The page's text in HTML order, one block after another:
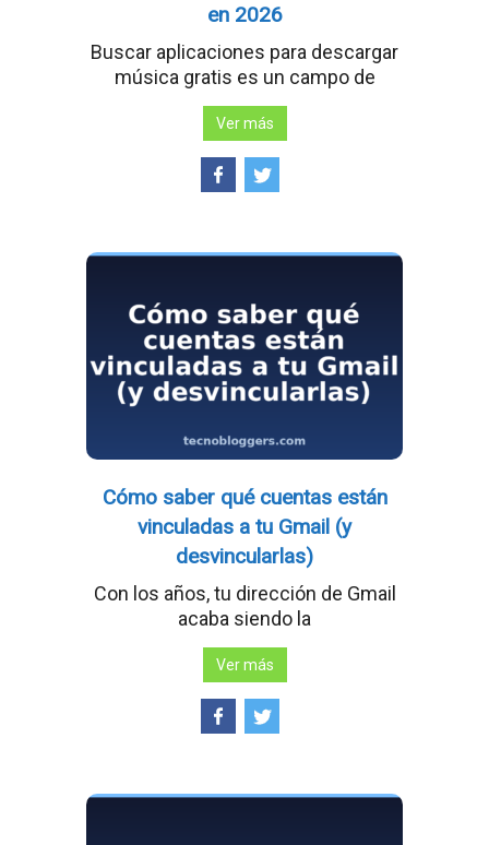
en 2026
Buscar aplicaciones para descargar
música gratis es un campo de
Ver más
Cómo saber qué cuentas están
vinculadas a tu Gmail (y
desvincularlas)
Con los años, tu dirección de Gmail
acaba siendo la
Ver más